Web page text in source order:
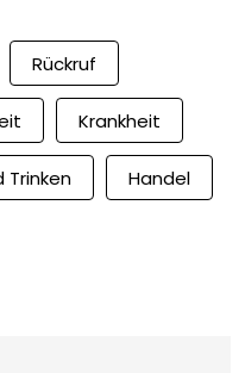
Rückruf
Krankheit
Trinken Handel